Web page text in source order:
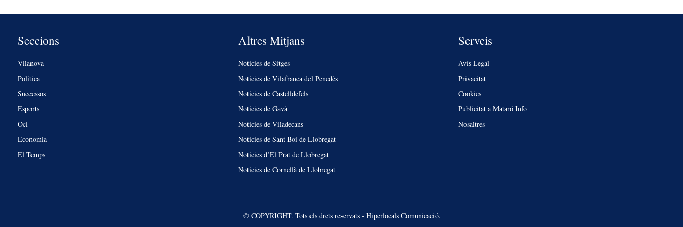
Seccions
Vilanova
Política
Successos
Esports
Oci
Economia
El Temps
Altres Mitjans
Notícies de Sitges
Notícies de Vilafranca del Penedès
Notícies de Castelldefels
Notícies de Gavà
Notícies de Viladecans
Notícies de Sant Boi de Llobregat
Notícies d’El Prat de Llobregat
Notícies de Cornellà de Llobregat
Serveis
Avís Legal
Privacitat
Cookies
Publicitat a Mataró Info
Nosaltres
© COPYRIGHT. Tots els drets reservats - Hiperlocals Comunicació.